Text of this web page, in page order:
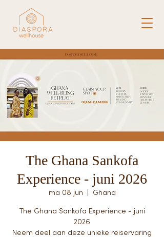
The Ghana Sankofa
Experience - juni 2026
ma 08 jun Ghana
The Ghana Sankofa Experience - juni
2026
Neem deel aan deze unieke reiservaring